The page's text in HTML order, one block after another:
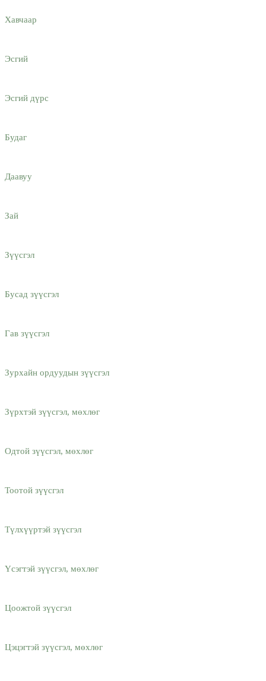
Хавчаар
Эсгий
Эсгий дүрс
Будаг
Даавуу
Зай
Зүүсгэл
Бусад зүүсгэл
Гав зүүсгэл
Зурхайн ордуудын зүүсгэл
Зүрхтэй зүүсгэл, мөхлөг
Одтой зүүсгэл, мөхлөг
Тоотой зүүсгэл
Түлхүүртэй зүүсгэл
Үсэгтэй зүүсгэл, мөхлөг
Цоожтой зүүсгэл
Цэцэгтэй зүүсгэл, мөхлөг